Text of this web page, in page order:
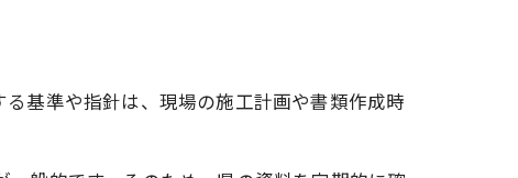
基準や指針は、現場の施工計画や書類作成時